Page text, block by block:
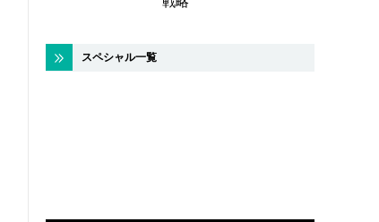
スペシャル一覧